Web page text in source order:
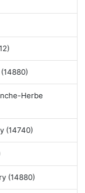
Herbe
(14740)
(14880)